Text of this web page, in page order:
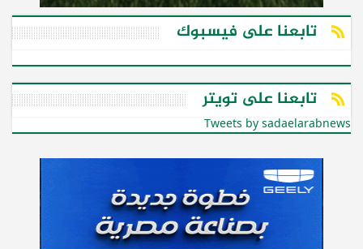
تابعنا على فيسبوك
تابعنا على تويتر
Tweets by sadaelarabnews